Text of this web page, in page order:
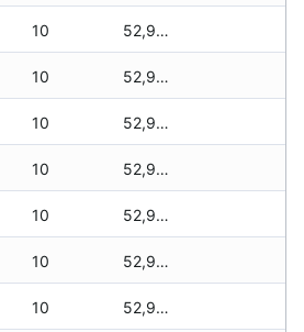
10 52,985 zł
10 52,985 zł
10 52,985 zł
10 52,985 zł
10 52,985 zł
10 52,970 zł
10 52,920 zł